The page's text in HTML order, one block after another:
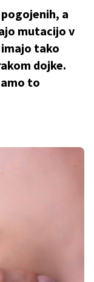
a
mutacijo v
imajo tako
dojke.
to